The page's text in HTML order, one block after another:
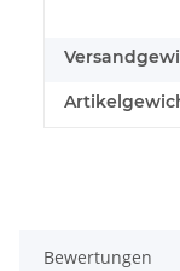
Bewertungen